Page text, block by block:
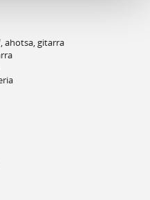
, ahotsa, gitarra